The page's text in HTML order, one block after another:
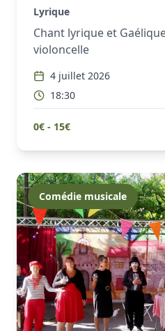
Lyrique
Chant lyrique et
violoncelle
4 juillet 2026
18:30
0€ - 15€
Comédie musicale